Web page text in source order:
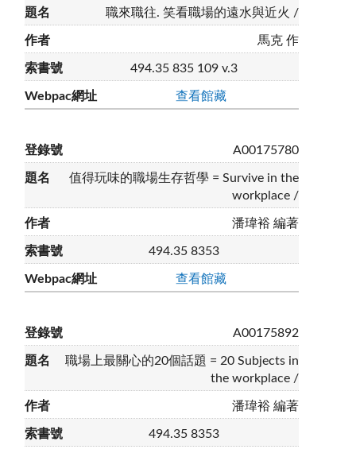
職來職往. 笑看職場的遠水與近火 /
馬克 作
494.35 835 109 v.3
查看館藏
A00175780
值得玩味的職場生存哲學 = Survive in the
workplace /
潘瑋裕 編著
494.35 8353
查看館藏
A00175892
職場上最關心的20個話題 = 20 Subjects in
the workplace /
潘瑋裕 編著
494.35 8353